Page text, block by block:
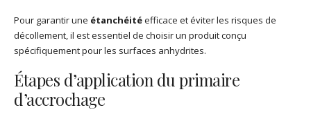
Pour garantir une étanchéitéefficace et éviter les risques de
décollement, il est essentiel de choisir un produit conçu
spécifiquement pour les surfaces anhydrites.
Étapes d’application du primaire
d’accrochage